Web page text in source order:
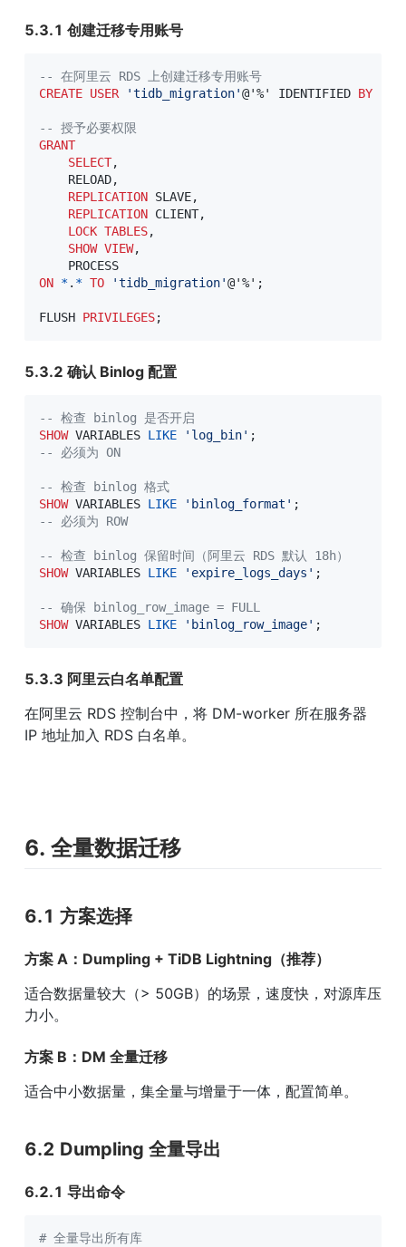
5.3.1 创建迁移专用账号
-- 在阿里云 RDS 上创建迁移专用账号
CREATE USER 'tidb_migration'@'%' IDENTIFIED BY
-- 授予必要权限
GRANT
SELECT,
    RELOAD
,
REPLICATION SLAVE,
REPLICATION CLIENT,
LOCK TABLES,
SHOW VIEW,
ON *. * TO 'tidb_migration'@'%' ;
FLUSH PRIVILEGES;
5.3.2 确认 Binlog 配置
-- 检查 binlog 是否开启
SHOW VARIABLES LIKE 'log_bin' ;
-- 必须为 ON
-- 检查 binlog 格式
SHOW VARIABLES LIKE 'binlog_format' ;
-- 必须为 ROW
-- 检查 binlog 保留时间（阿里云 RDS 默认 18h）
SHOW VARIABLES LIKE 'expire_logs_days' ;
-- 确保 binlog_row_image = FULL
SHOW VARIABLES LIKE 'binlog_row_image' ;
5.3.3 阿里云白名单配置
在阿里云 RDS 控制台中，将 DM-worker 所在服务器
IP 地址加入 RDS 白名单。
6. 全量数据迁移
6.1 方案选择
方案 A：Dumpling + TiDB Lightning（推荐）
适合数据量较大（> 50GB）的场景，速度快，对源库压
力小。
方案 B：DM 全量迁移
适合中小数据量，集全量与增量于一体，配置简单。
6.2 Dumpling 全量导出
6.2.1 导出命令
# 全量导出所有库